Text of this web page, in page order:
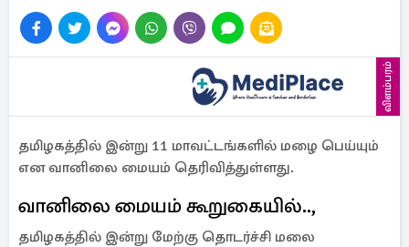
விளம்பரம்
தமிழகத்தில் இன்று 11 மாவட்டங்களில் மழை பெய்யும்
என வானிலை மையம் தெரிவித்துள்ளது.
வானிலை மையம் கூறுகையில்..,
தமிழகத்தில் இன்று மேற்கு தொடர்ச்சி மலை